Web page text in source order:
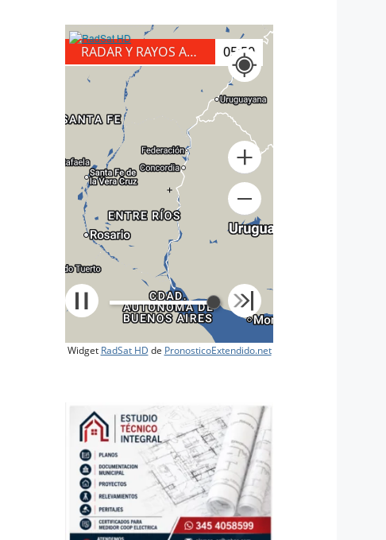
RADAR Y RAYOS A TIERRA 05:50
+
Widget RadSat HD de PronosticoExtendido.net